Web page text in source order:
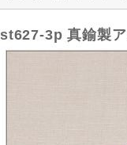
st627-3p 真鍮製